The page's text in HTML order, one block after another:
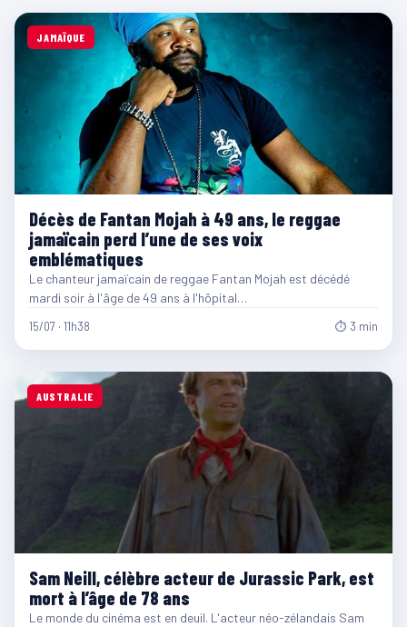
JAMAÏQUE
Décès de Fantan Mojah à 49 ans, le reggae
jamaïcain perd l’une de ses voix
emblématiques
Le chanteur jamaïcain de reggae Fantan Mojah est décédé
mardi soir à l'âge de 49 ans à l'hôpital…
15/07 · 11h38 ⏱ 3 min
AUSTRALIE
Sam Neill, célèbre acteur de Jurassic Park, est
mort à l’âge de 78 ans
Le monde du cinéma est en deuil. L'acteur néo-zélandais Sam